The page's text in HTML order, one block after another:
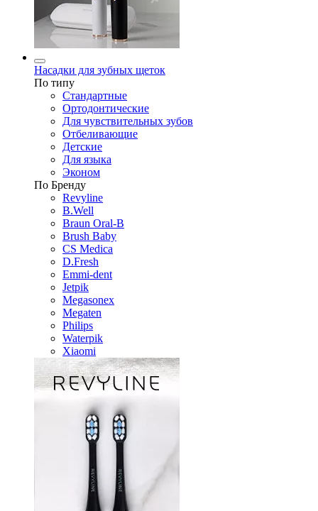
Насадки для зубных щеток
По типу
Стандартные
Ортодонтические
Для чувствительных зубов
Отбеливающие
Детские
Для языка
Эконом
По Бренду
Revyline
B.Well
Braun Oral-B
Brush Baby
CS Medica
D.Fresh
Emmi-dent
Jetpik
Megasonex
Megaten
Philips
Waterpik
Xiaomi